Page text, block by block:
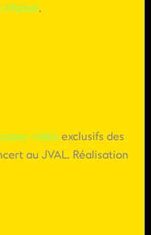
Michel.
vidéoexclusifs des
au JVAL. Réalisation